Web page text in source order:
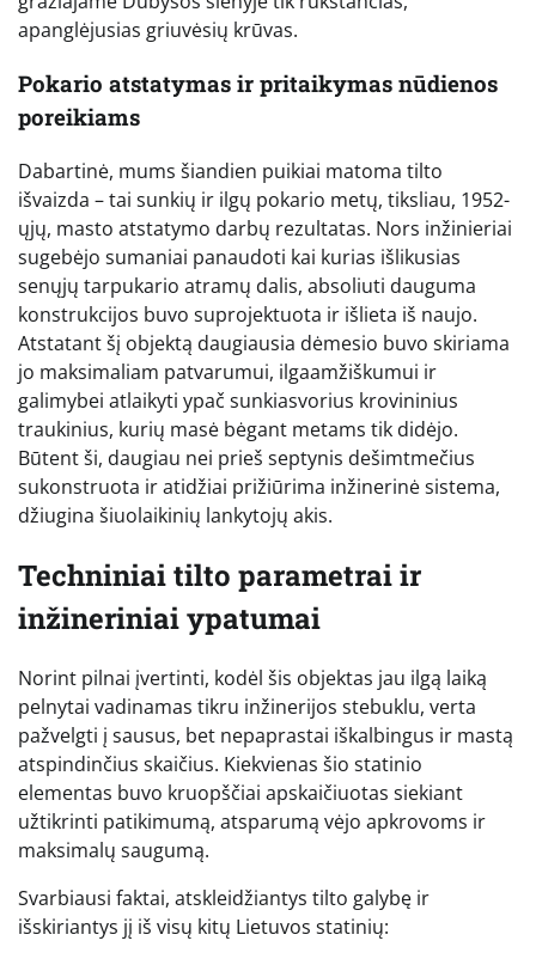
apanglėjusias griuvėsių krūvas.
Pokario atstatymas ir pritaikymas nūdienos
poreikiams
Dabartinė, mums šiandien puikiai matoma tilto
išvaizda – tai sunkių ir ilgų pokario metų, tiksliau, 1952-
ųjų, masto atstatymo darbų rezultatas. Nors inžinieriai
sugebėjo sumaniai panaudoti kai kurias išlikusias
senųjų tarpukario atramų dalis, absoliuti dauguma
konstrukcijos buvo suprojektuota ir išlieta iš naujo.
Atstatant šį objektą daugiausia dėmesio buvo skiriama
jo maksimaliam patvarumui, ilgaamžiškumui ir
galimybei atlaikyti ypač sunkiasvorius krovininius
traukinius, kurių masė bėgant metams tik didėjo.
Būtent ši, daugiau nei prieš septynis dešimtmečius
sukonstruota ir atidžiai prižiūrima inžinerinė sistema,
džiugina šiuolaikinių lankytojų akis.
Techniniai tilto parametrai ir
inžineriniai ypatumai
Norint pilnai įvertinti, kodėl šis objektas jau ilgą laiką
pelnytai vadinamas tikru inžinerijos stebuklu, verta
pažvelgti į sausus, bet nepaprastai iškalbingus ir mastą
atspindinčius skaičius. Kiekvienas šio statinio
elementas buvo kruopščiai apskaičiuotas siekiant
užtikrinti patikimumą, atsparumą vėjo apkrovoms ir
maksimalų saugumą.
Svarbiausi faktai, atskleidžiantys tilto galybę ir
išskiriantys jį iš visų kitų Lietuvos statinių: